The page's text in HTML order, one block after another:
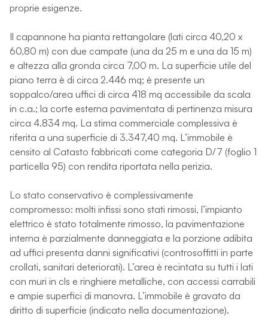
proprie esigenze.
Il capannone ha pianta rettangolare (lati circa 40,20 x
60,80 m) con due campate (una da 25 m e una da 15 m)
e altezza alla gronda circa 7,00 m. La superficie utile del
piano terra è di circa 2.446 mq; è presente un
soppalco/area uffici di circa 418 mq accessibile da scala
in c.a.; la corte esterna pavimentata di pertinenza misura
circa 4.834 mq. La stima commerciale complessiva è
riferita a una superficie di 3.347,40 mq. L’immobile è
censito al Catasto fabbricati come categoria D/7 (foglio 1
particella 95) con rendita riportata nella perizia.
Lo stato conservativo è complessivamente
compromesso: molti infissi sono stati rimossi, l’impianto
elettrico è stato totalmente rimosso, la pavimentazione
interna è parzialmente danneggiata e la porzione adibita
ad uffici presenta danni significativi (controsoffitti in parte
crollati, sanitari deteriorati). L’area è recintata su tutti i lati
con muri in cls e ringhiere metalliche, con accessi carrabili
e ampie superfici di manovra. L’immobile è gravato da
diritto di superficie (indicato nella documentazione).